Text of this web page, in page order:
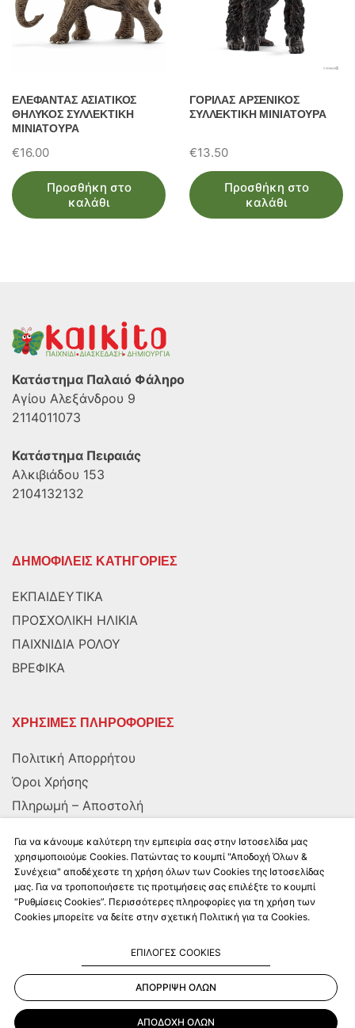
ΕΛΕΦΑΝΤΑΣ ΑΣΙΑΤΙΚΟΣ
ΘΗΛΥΚΟΣ ΣΥΛΛΕΚΤΙΚΗ
ΜΙΝΙΑΤΟΥΡΑ
€16.00
Προσθήκη στο
καλάθι
ΓΟΡΙΛΑΣ ΑΡΣΕΝΙΚΟΣ
ΣΥΛΛΕΚΤΙΚΗ ΜΙΝΙΑΤΟΥΡΑ
€13.50
Προσθήκη στο
καλάθι
Κατάστημα Παλαιό Φάληρο
Αγίου Αλεξάνδρου 9
2114011073
Κατάστημα Πειραιάς
Αλκιβιάδου 153
2104132132
ΔΗΜΟΦΙΛΕΙΣ ΚΑΤΗΓΟΡΙΕΣ
ΕΚΠΑΙΔΕΥΤΙΚΑ
ΠΡΟΣΧΟΛΙΚΗ ΗΛΙΚΙΑ
ΠΑΙΧΝΙΔΙΑ ΡΟΛΟΥ
ΒΡΕΦΙΚΑ
ΧΡΗΣΙΜΕΣ ΠΛΗΡΟΦΟΡΙΕΣ
Πολιτική Απορρήτου
Όροι Χρήσης
Πληρωμή – Αποστολή
ΑΚΟΛΟΥΘΗΣΤΕ ΜΑΣ
Kalkito.gr2026 | All rights reserved
Για να κάνουμε καλύτερη την εμπειρία σας στην Ιστοσελίδα μας
χρησιμοποιούμε Cookies. Πατώντας το κουμπί "Αποδοχή Όλων &
Συνέχεια" αποδέχεστε τη χρήση όλων των Cookies της Ιστοσελίδας
μας. Για να τροποποιήσετε τις προτιμήσεις σας επιλέξτε το κουμπί
“Ρυθμίσεις Cookies”. Περισσότερες πληροφορίες για τη χρήση των
Cookies μπορείτε να δείτε στην σχετική Πολιτική για τα Cookies.
ΕΠΙΛΟΓΕΣ COOKIES
ΑΠΟΡΡΙΨΗ ΟΛΩΝ
ΑΠΟΔΟΧΗ ΟΛΩΝ